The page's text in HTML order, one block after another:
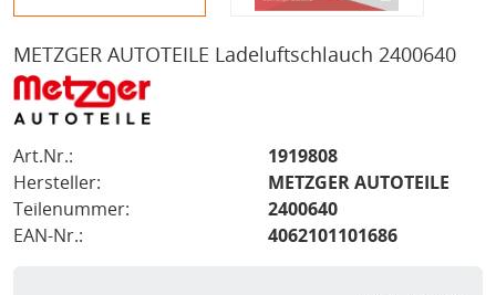
METZGER AUTOTEILE Ladeluftschlauch 2400640
Art.Nr.:
1919808
Hersteller:
METZGER AUTOTEILE
Teilenummer:
2400640
EAN-Nr.:
4062101101686